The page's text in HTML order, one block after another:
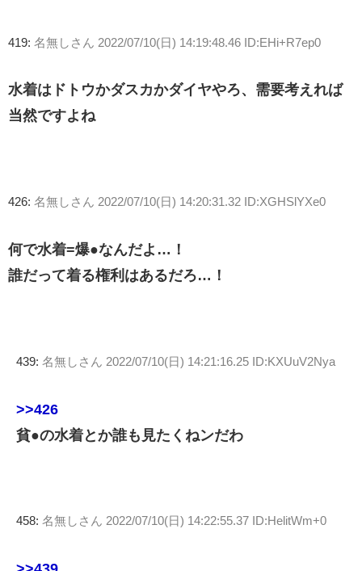
419: 名無しさん 2022/07/10(日) 14:19:48.46 ID:EHi+R7ep0
水着はドトウかダスカかダイヤやろ、需要考えれば
当然ですよね
426: 名無しさん 2022/07/10(日) 14:20:31.32 ID:XGHSlYXe0
何で水着=爆●なんだよ…！
誰だって着る権利はあるだろ…！
439: 名無しさん 2022/07/10(日) 14:21:16.25 ID:KXUuV2Nya
>>426
貧●の水着とか誰も見たくねンだわ
458: 名無しさん 2022/07/10(日) 14:22:55.37 ID:HelitWm+0